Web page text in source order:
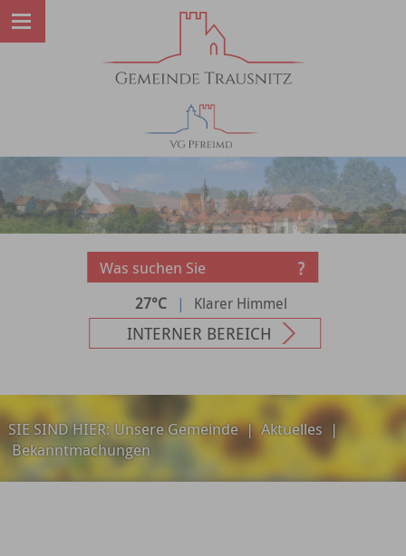
27°C | Klarer Himmel
INTERNER BEREICH
SIE SIND HIER:Unsere Gemeinde|Aktuelles |
Bekanntmachungen